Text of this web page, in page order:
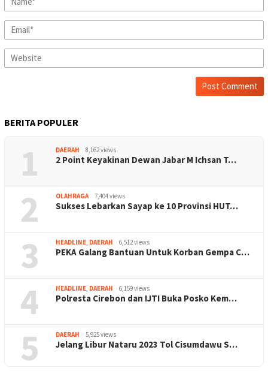
BERITA POPULER
1 DAERAH 8,162 views
2 Point Keyakinan Dewan Jabar M Ichsan T…
2 OLAHRAGA 7,404 views
Sukses Lebarkan Sayap ke 10 Provinsi HUT…
3 HEADLINE, DAERAH 6,512 views
PEKA Galang Bantuan Untuk Korban Gempa C…
4 HEADLINE, DAERAH 6,159 views
Polresta Cirebon dan IJTI Buka Posko Kem…
5 DAERAH 5,925 views
Jelang Libur Nataru 2023 Tol Cisumdawu S…